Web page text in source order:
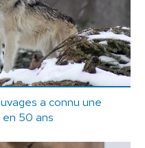
a connu une
50 ans